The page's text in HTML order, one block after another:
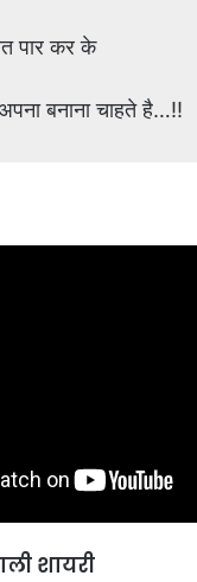
पार कर के
बनाना चाहते है…!!
शायरी